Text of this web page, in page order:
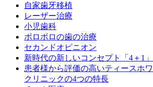
自家歯牙移植
レーザー治療
小児歯科
ボロボロの歯の治療
セカンドオピニオン
新時代の新しいコンセプト「4＋1」
患者様から評価の高いティースホ
クリニックの4つの特長